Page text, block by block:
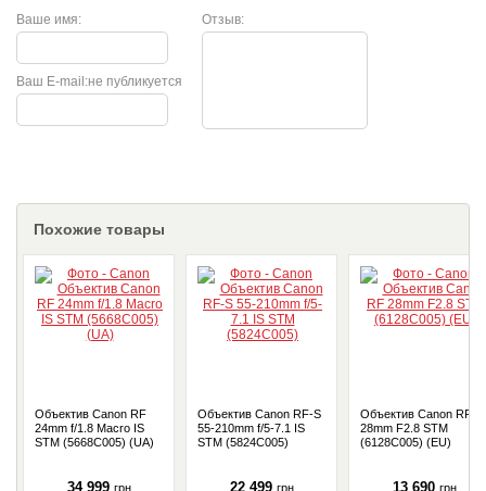
Ваше имя: Отзыв:
не публикуется
Ваш E-mail:
Похожие товары
Объектив Canon RF
24mm f/1.8 Macro IS
STM (5668C005) (UA)
34 999 грн
Объектив Canon RF-S
55-210mm f/5-7.1 IS
STM (5824C005)
22 499 грн
Объектив Canon RF
28mm F2.8 STM
(6128C005) (EU)
13 690 грн